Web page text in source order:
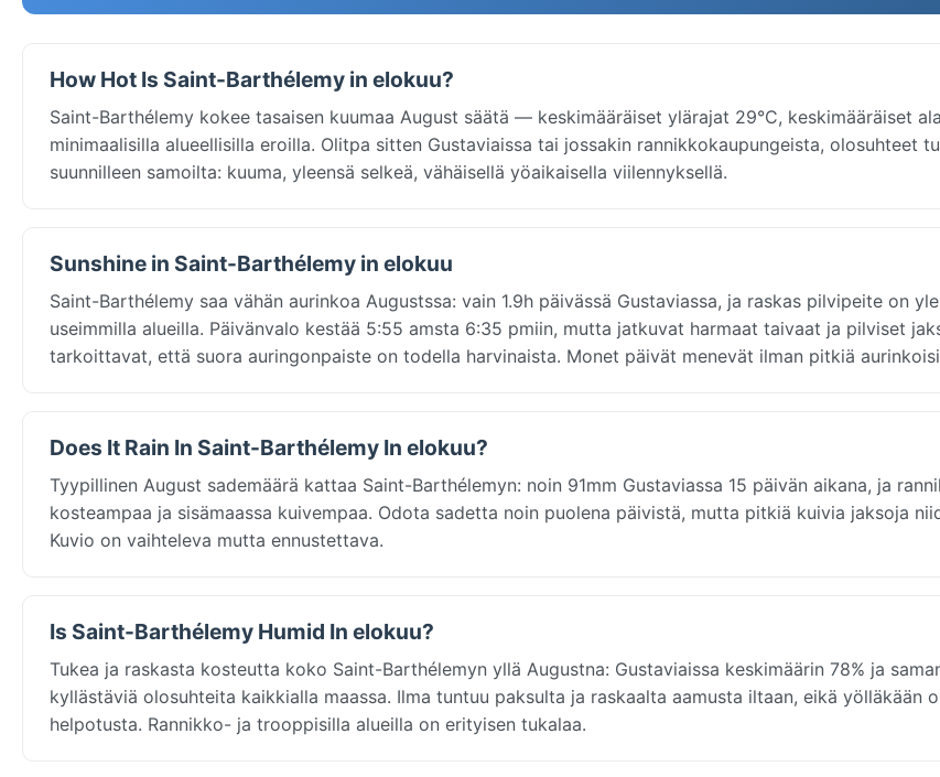
How Hot Is Saint-Barthélemy in elokuu?
Saint-Barthélemy kokee tasaisen kuumaa August säätä — keskimääräiset ylärajat 29°C, keskimääräiset
minimaalisilla alueellisilla eroilla. Olitpa sitten Gustaviaissa tai jossakin rannikkokaupungeista, olosuhteet
suunnilleen samoilta: kuuma, yleensä selkeä, vähäisellä yöaikaisella viilennyksellä.
Sunshine in Saint-Barthélemy in elokuu
Saint-Barthélemy saa vähän aurinkoa Augustssa: vain 1.9h päivässä Gustaviassa, ja raskas pilvipeite on
useimmilla alueilla. Päivänvalo kestää 5:55 amsta 6:35 pmiin, mutta jatkuvat harmaat taivaat ja pilviset
tarkoittavat, että suora auringonpaiste on todella harvinaista. Monet päivät menevät ilman pitkiä
Does It Rain In Saint-Barthélemy In elokuu?
Tyypillinen August sademäärä kattaa Saint-Barthélemyn: noin 91mm Gustaviassa 15 päivän aikana, ja
kosteampaa ja sisämaassa kuivempaa. Odota sadetta noin puolena päivistä, mutta pitkiä kuivia jaksoja
Kuvio on vaihteleva mutta ennustettava.
Is Saint-Barthélemy Humid In elokuu?
Tukea ja raskasta kosteutta koko Saint-Barthélemyn yllä Augustna: Gustaviaissa keskimäärin 78% ja
kyllästäviä olosuhteita kaikkialla maassa. Ilma tuntuu paksulta ja raskaalta aamusta iltaan, eikä yölläkään
helpotusta. Rannikko- ja trooppisilla alueilla on erityisen tukalaa.